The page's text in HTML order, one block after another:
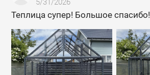
5/31/2026
Теплица супер! Большое спасибо!